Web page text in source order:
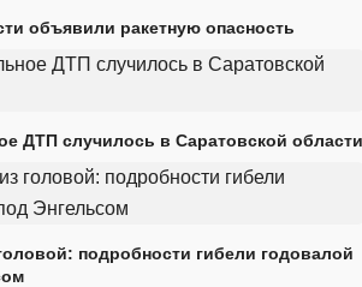
объявили ракетную опасность
ДТП случилось в Саратовской области
подробности гибели годовалой